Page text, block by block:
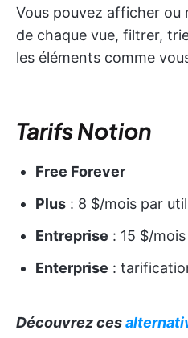
Vous pouvez afficher ou
de chaque vue, filtrer,
les éléments comme
Tarifs Notion
Free Forever
Plus : 8 $/mois par
Entreprise : 15 $/
Enterprise :
Découvrez ces